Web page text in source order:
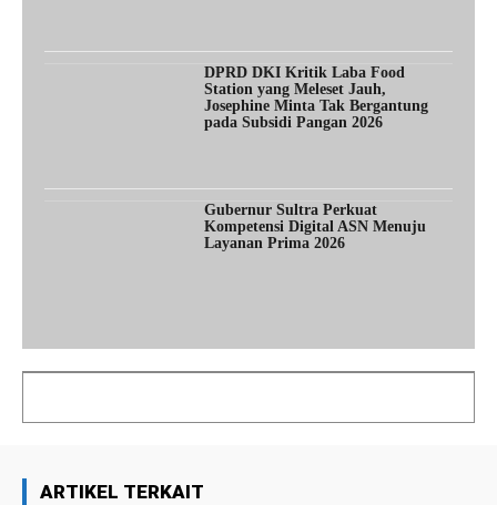
DPRD DKI Kritik Laba Food
Station yang Meleset Jauh,
Josephine Minta Tak Bergantung
pada Subsidi Pangan 2026
Gubernur Sultra Perkuat
Kompetensi Digital ASN Menuju
Layanan Prima 2026
ARTIKEL TERKAIT